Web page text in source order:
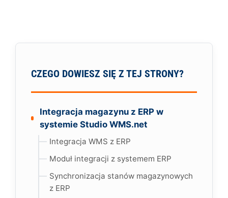
CZEGO DOWIESZ SIĘ Z TEJ STRONY?
Integracja magazynu z ERP w
systemie Studio WMS.net
Integracja WMS z ERP
Moduł integracji z systemem ERP
Synchronizacja stanów magazynowych
z ERP